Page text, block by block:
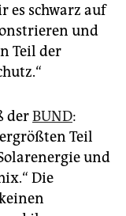
es schwarz auf
und
Teil der
derBUND:
Teil
und
Die